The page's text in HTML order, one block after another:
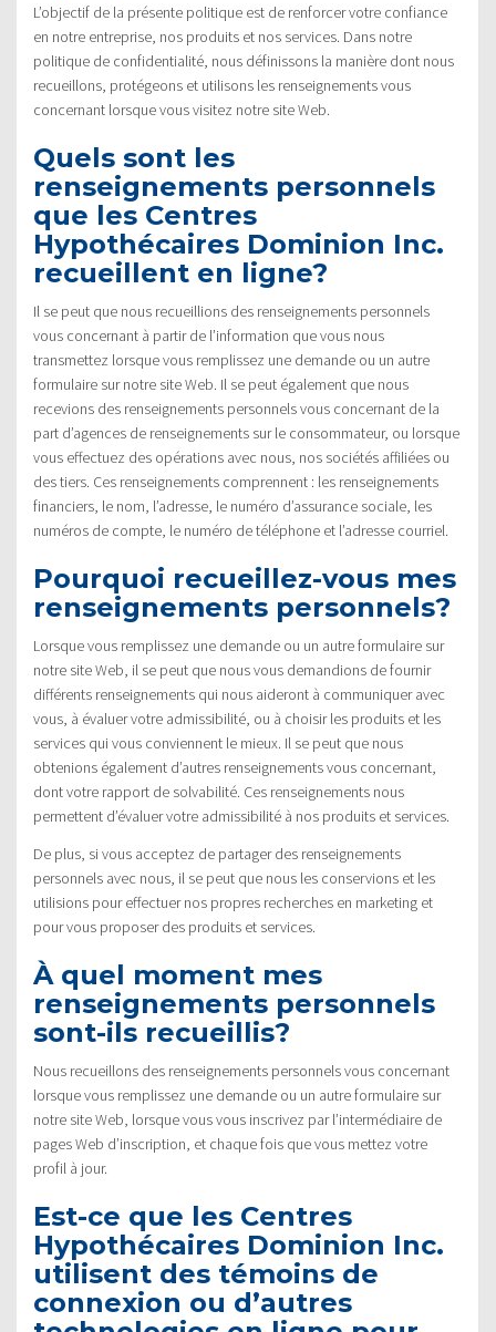
L’objectif de la présente politique est de renforcer votre confiance
en notre entreprise, nos produits et nos services. Dans notre
politique de confidentialité, nous définissons la manière dont nous
recueillons, protégeons et utilisons les renseignements vous
concernant lorsque vous visitez notre site Web.
Quels sont les
renseignements personnels
que les Centres
Hypothécaires Dominion Inc.
recueillent en ligne?
Il se peut que nous recueillions des renseignements personnels
vous concernant à partir de l’information que vous nous
transmettez lorsque vous remplissez une demande ou un autre
formulaire sur notre site Web. Il se peut également que nous
recevions des renseignements personnels vous concernant de la
part d’agences de renseignements sur le consommateur, ou lorsque
vous effectuez des opérations avec nous, nos sociétés affiliées ou
des tiers. Ces renseignements comprennent : les renseignements
financiers, le nom, l’adresse, le numéro d’assurance sociale, les
numéros de compte, le numéro de téléphone et l’adresse courriel.
Pourquoi recueillez-vous mes
renseignements personnels?
Lorsque vous remplissez une demande ou un autre formulaire sur
notre site Web, il se peut que nous vous demandions de fournir
différents renseignements qui nous aideront à communiquer avec
vous, à évaluer votre admissibilité, ou à choisir les produits et les
services qui vous conviennent le mieux. Il se peut que nous
obtenions également d’autres renseignements vous concernant,
dont votre rapport de solvabilité. Ces renseignements nous
permettent d’évaluer votre admissibilité à nos produits et services.
De plus, si vous acceptez de partager des renseignements
personnels avec nous, il se peut que nous les conservions et les
utilisions pour effectuer nos propres recherches en marketing et
pour vous proposer des produits et services.
À quel moment mes
renseignements personnels
sont-ils recueillis?
Nous recueillons des renseignements personnels vous concernant
lorsque vous remplissez une demande ou un autre formulaire sur
notre site Web, lorsque vous vous inscrivez par l’intermédiaire de
pages Web d’inscription, et chaque fois que vous mettez votre
profil à jour.
Est-ce que les Centres
Hypothécaires Dominion Inc.
utilisent des témoins de
connexion ou d’autres